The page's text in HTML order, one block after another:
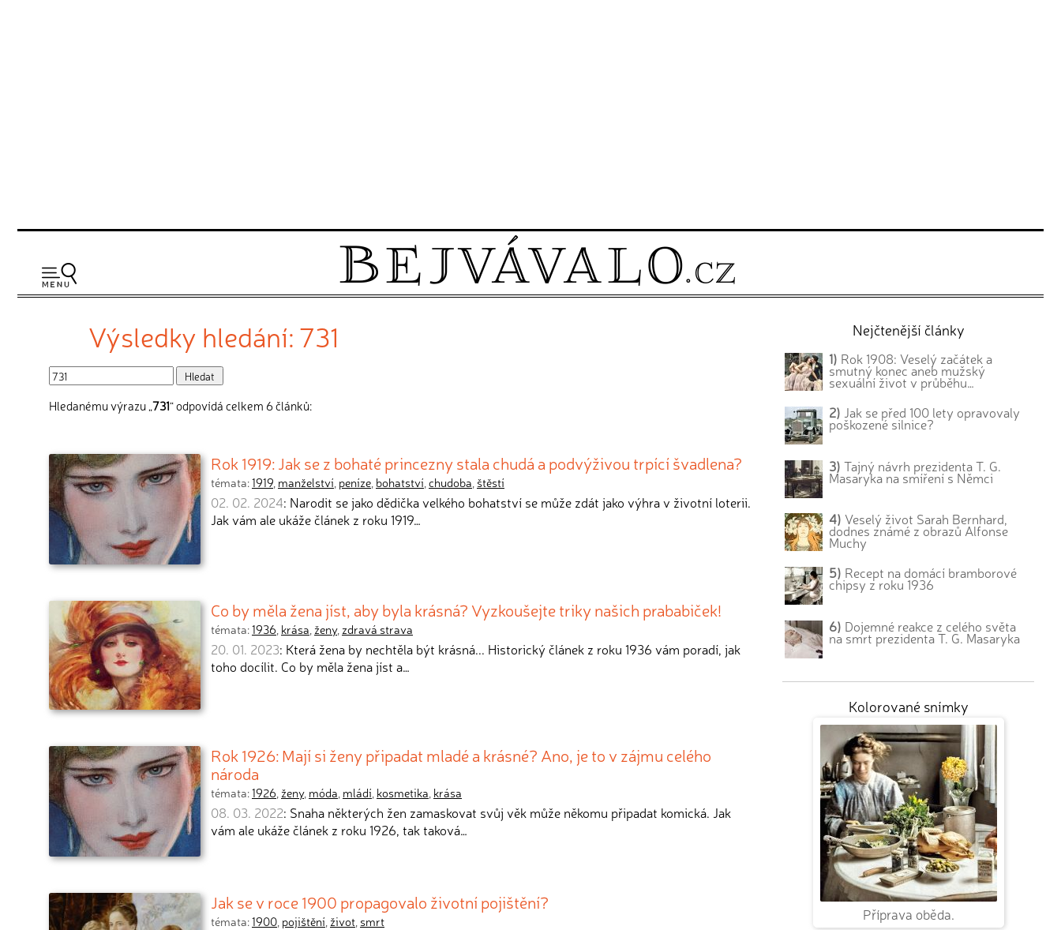
Výsledky hledání: 731
Hledanému výrazu „731“ odpovídá celkem 6 článků:
Rok 1919: Jak se z bohaté princezny stala chudá a podvýživou trpící švadlena?
témata:1919, manželství, peníze, bohatství,chudoba, štěstí
02. 02. 2024: Narodit se jako dědička velkého bohatství se může zdát jako výhra v životní loterii.
Jak vám ale ukáže článek z roku 1919…
Co by měla žena jíst, aby byla krásná? Vyzkoušejte triky našich prababiček!
témata:1936, krása, ženy, zdravá strava
20. 01. 2023: Která žena by nechtěla být krásná... Historický článek z roku 1936 vám poradí, jak
toho docílit. Co by měla žena jíst a…
Rok 1926: Mají si ženy připadat mladé a krásné? Ano, je to v zájmu celého
národa
témata:1926, ženy, móda, mládí, kosmetika, krása
08. 03. 2022: Snaha některých žen zamaskovat svůj věk může někomu připadat komická. Jak
vám ale ukáže článek z roku 1926, tak taková…
Jak se v roce 1900 propagovalo životní pojištění?
témata:1900, pojištění, život, smrt
Nejčtenější články
1) Rok 1908: Veselý začátek a
smutný konec aneb mužský
sexuální život v průběhu…
2) Jak se před 100 lety opravovaly
poškozené silnice?
3) Tajný návrh prezidenta T. G.
Masaryka na smíření s Němci
4) Veselý život Sarah Bernhard,
dodnes známé z obrazů Alfonse
Muchy
5) Recept na domácí bramborové
chipsy z roku 1936
6) Dojemné reakce z celého světa
na smrt prezidenta T. G. Masaryka
Kolorované snímky
Příprava oběda.